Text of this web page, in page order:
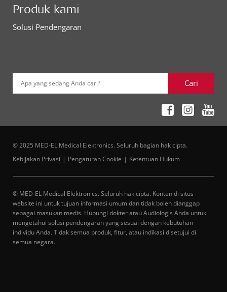
Produk kami
Solusi Pendengaran
Apa yang sedang Anda cari? Cari
© 2025 MED-EL Medical Elektronics. Seluruh bagian hak cipta.
Kebijakan Privasi
Pengaturan Cookie Ketentuan Hukum
© MED-EL Medical Elektronics. Seluruh hak cipta. Konten di situs
website ini untuk tujuan informasi umum dan tidak boleh dianggap
sebagai masukan medis. Hubungi dokter atau Audiologis Anda untuk
mengetahui solusi pendengaran yang sesuai dengan kebutuhan
individu Anda. Tidak semua produk, fitur, atau indikasi disetujui di
semua negara.